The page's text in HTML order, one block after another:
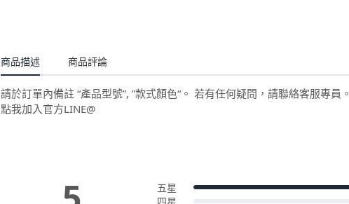
商品描述 商品評論
請於訂單內備註 “產品型號”, ”款式顏色“。 若有任何疑問，請聯絡客服專員。
點我加入官方LINE@
五星